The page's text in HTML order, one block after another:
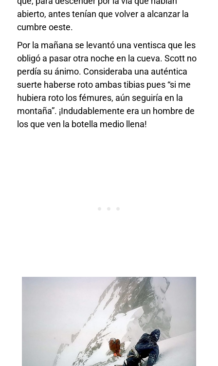
abierto, antes tenían que volver a alcanzar la
cumbre oeste.
Por la mañana se levantó una ventisca que les
obligó a pasar otra noche en la cueva. Scott no
perdía su ánimo. Consideraba una auténtica
suerte haberse roto ambas tibias pues “si me
hubiera roto los fémures, aún seguiría en la
montaña”. ¡Indudablemente era un hombre de
los que ven la botella medio llena!